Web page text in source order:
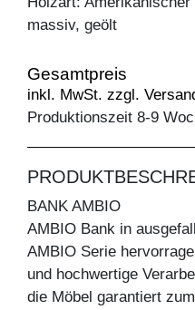
massiv, geölt
Gesamtpreis
inkl. MwSt. zzgl.
Produktionszeit 8-9
BANK AMBIO
AMBIO Bank in
AMBIO Serie
und hochwertige
die Möbel garantiert